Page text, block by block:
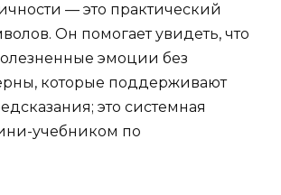
— это практический
Он помогает увидеть, что
эмоции без
которые поддерживают
это системная
учебником по